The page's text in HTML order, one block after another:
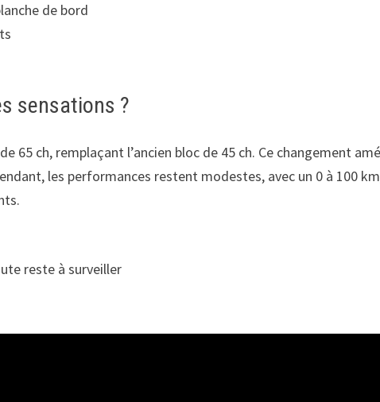
de bord
sensations ?
65 ch, remplaçant l’ancien bloc de 45 ch. Ce changement
les performances restent modestes, avec un 0 à 100
reste à surveiller